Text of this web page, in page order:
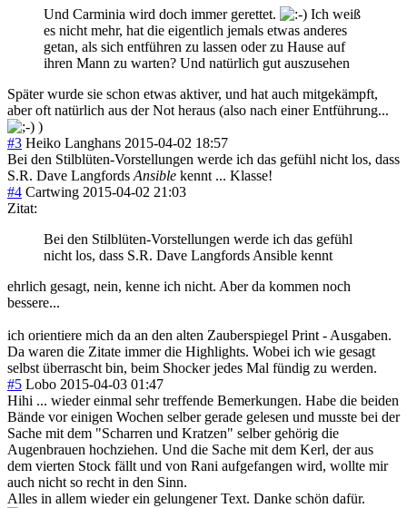
Und Carminia wird doch immer gerettet.
Ich weiß
es nicht mehr, hat die eigentlich jemals etwas anderes
getan, als sich entführen zu lassen oder zu Hause auf
ihren Mann zu warten? Und natürlich gut auszusehen
Später wurde sie schon etwas aktiver, und hat auch mitgekämpft,
aber oft natürlich aus der Not heraus (also nach einer Entführung...
)
#3 Heiko Langhans 2015-04-02 18:57
Bei den Stilblüten-Vorstellungen werde ich das gefühl nicht los, dass
S.R. Dave LangfordsAnsible kennt ... Klasse!
#4 Cartwing 2015-04-02 21:03
Zitat:
Bei den Stilblüten-Vorstellungen werde ich das gefühl
nicht los, dass S.R. Dave Langfords Ansible kennt
ehrlich gesagt, nein, kenne ich nicht. Aber da kommen noch
bessere...
ich orientiere mich da an den alten Zauberspiegel Print - Ausgaben.
Da waren die Zitate immer die Highlights. Wobei ich wie gesagt
selbst überrascht bin, beim Shocker jedes Mal fündig zu werden.
#5 Lobo 2015-04-03 01:47
Hihi ... wieder einmal sehr treffende Bemerkungen. Habe die beiden
Bände vor einigen Wochen selber gerade gelesen und musste bei der
Sache mit dem "Scharren und Kratzen" selber gehörig die
Augenbrauen hochziehen. Und die Sache mit dem Kerl, der aus
dem vierten Stock fällt und von Rani aufgefangen wird, wollte mir
auch nicht so recht in den Sinn.
Alles in allem wieder ein gelungener Text. Danke schön dafür.